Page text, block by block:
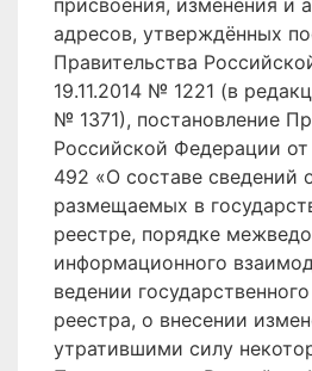
присвоения, изменения и
адресов, утверждённых
Правительства
19.11.2014 № 1221 (в
№ 1371), постановление
Российской Федерации
492 «О составе сведений
размещаемых в
реестре, порядке
информационного
ведении
реестра, о внесении
утратившими силу